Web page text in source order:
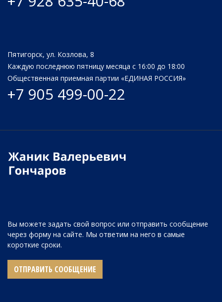
Пятигорск, ул. Козлова, 8
Каждую последнюю пятницу месяца с 16:00 до 18:00
Общественная приемная партии «ЕДИНАЯ РОССИЯ»
+7 905 499-00-22
Вы можете задать свой вопрос или отправить сообщение
через форму на сайте. Мы ответим на него в самые
короткие сроки.
ОТПРАВИТЬ СООБЩЕНИЕ